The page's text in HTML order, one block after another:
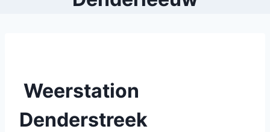
Weerstation
Denderstreek